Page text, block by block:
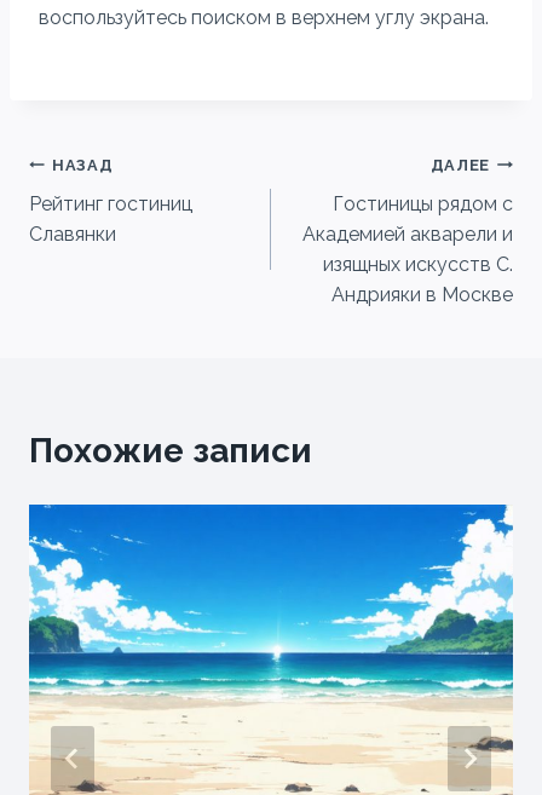
воспользуйтесь поиском в верхнем углу экрана.
Навигация
по
НАЗАД
Рейтинг гостиниц
Славянки
ДАЛЕЕ
Гостиницы рядом с
Академией акварели и
изящных искусств С.
Андрияки в Москве
Похожие записи